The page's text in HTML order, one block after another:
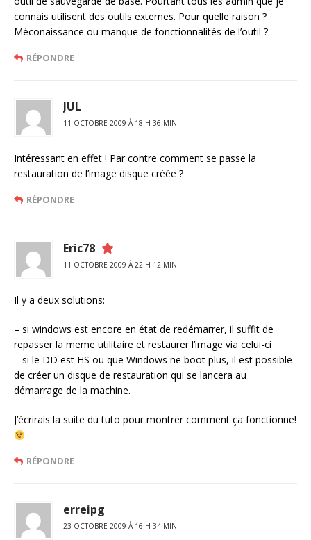
connais utilisent des outils externes. Pour quelle raison ?
Méconaissance ou manque de fonctionnalités de l’outil ?
RÉPONDRE
JUL
11 OCTOBRE 2009 À 18 H 36 MIN
Intéressant en effet ! Par contre comment se passe la
restauration de l’image disque créée ?
RÉPONDRE
Eric78
11 OCTOBRE 2009 À 22 H 12 MIN
Il y a deux solutions:
– si windows est encore en état de redémarrer, il suffit de
repasser la meme utilitaire et restaurer l’image via celui-ci
– si le DD est HS ou que Windows ne boot plus, il est possible
de créer un disque de restauration qui se lancera au
démarrage de la machine.
J’écrirais la suite du tuto pour montrer comment ça fonctionne!
RÉPONDRE
erreipg
23 OCTOBRE 2009 À 16 H 34 MIN